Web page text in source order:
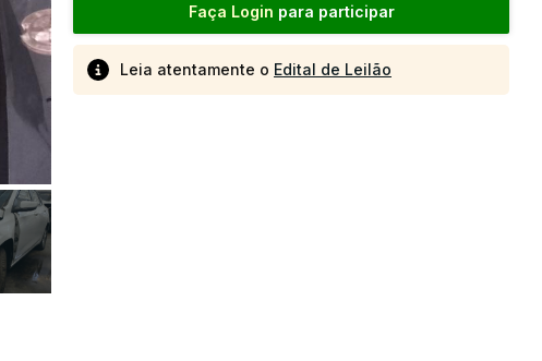
Faça Login para participar
Leia atentamente o Edital de Leilão